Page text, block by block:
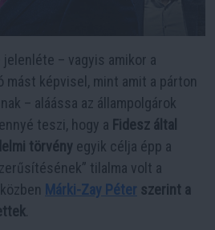
– vagyis amikor a
mást képvisel, mint amit a párton
– aláássa az állampolgárok
teszi, hogy a Fidesz által
törvény egyik célja épp a
tilalma volt a
Márki-Zay Péter szerint a